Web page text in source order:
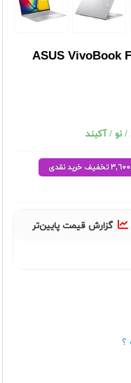
ASUS VivoBook
نو / آکبند
گزارش قیمت پایین‌تر
؟